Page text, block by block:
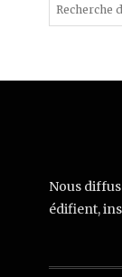
Nous
édifient,